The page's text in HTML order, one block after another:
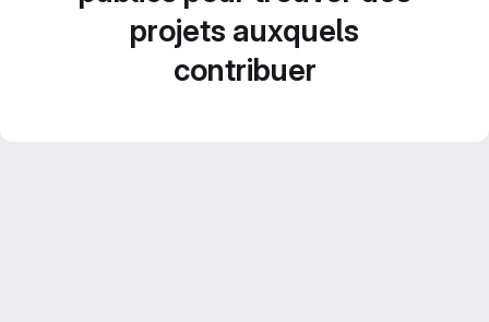
projets auxquels
contribuer